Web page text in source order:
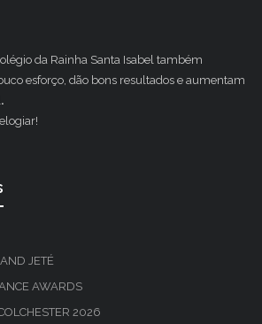
da Rainha Santa Isabel também
esforço, dão bons resultados e aumentam
.
JETÉ
AWARDS
2026